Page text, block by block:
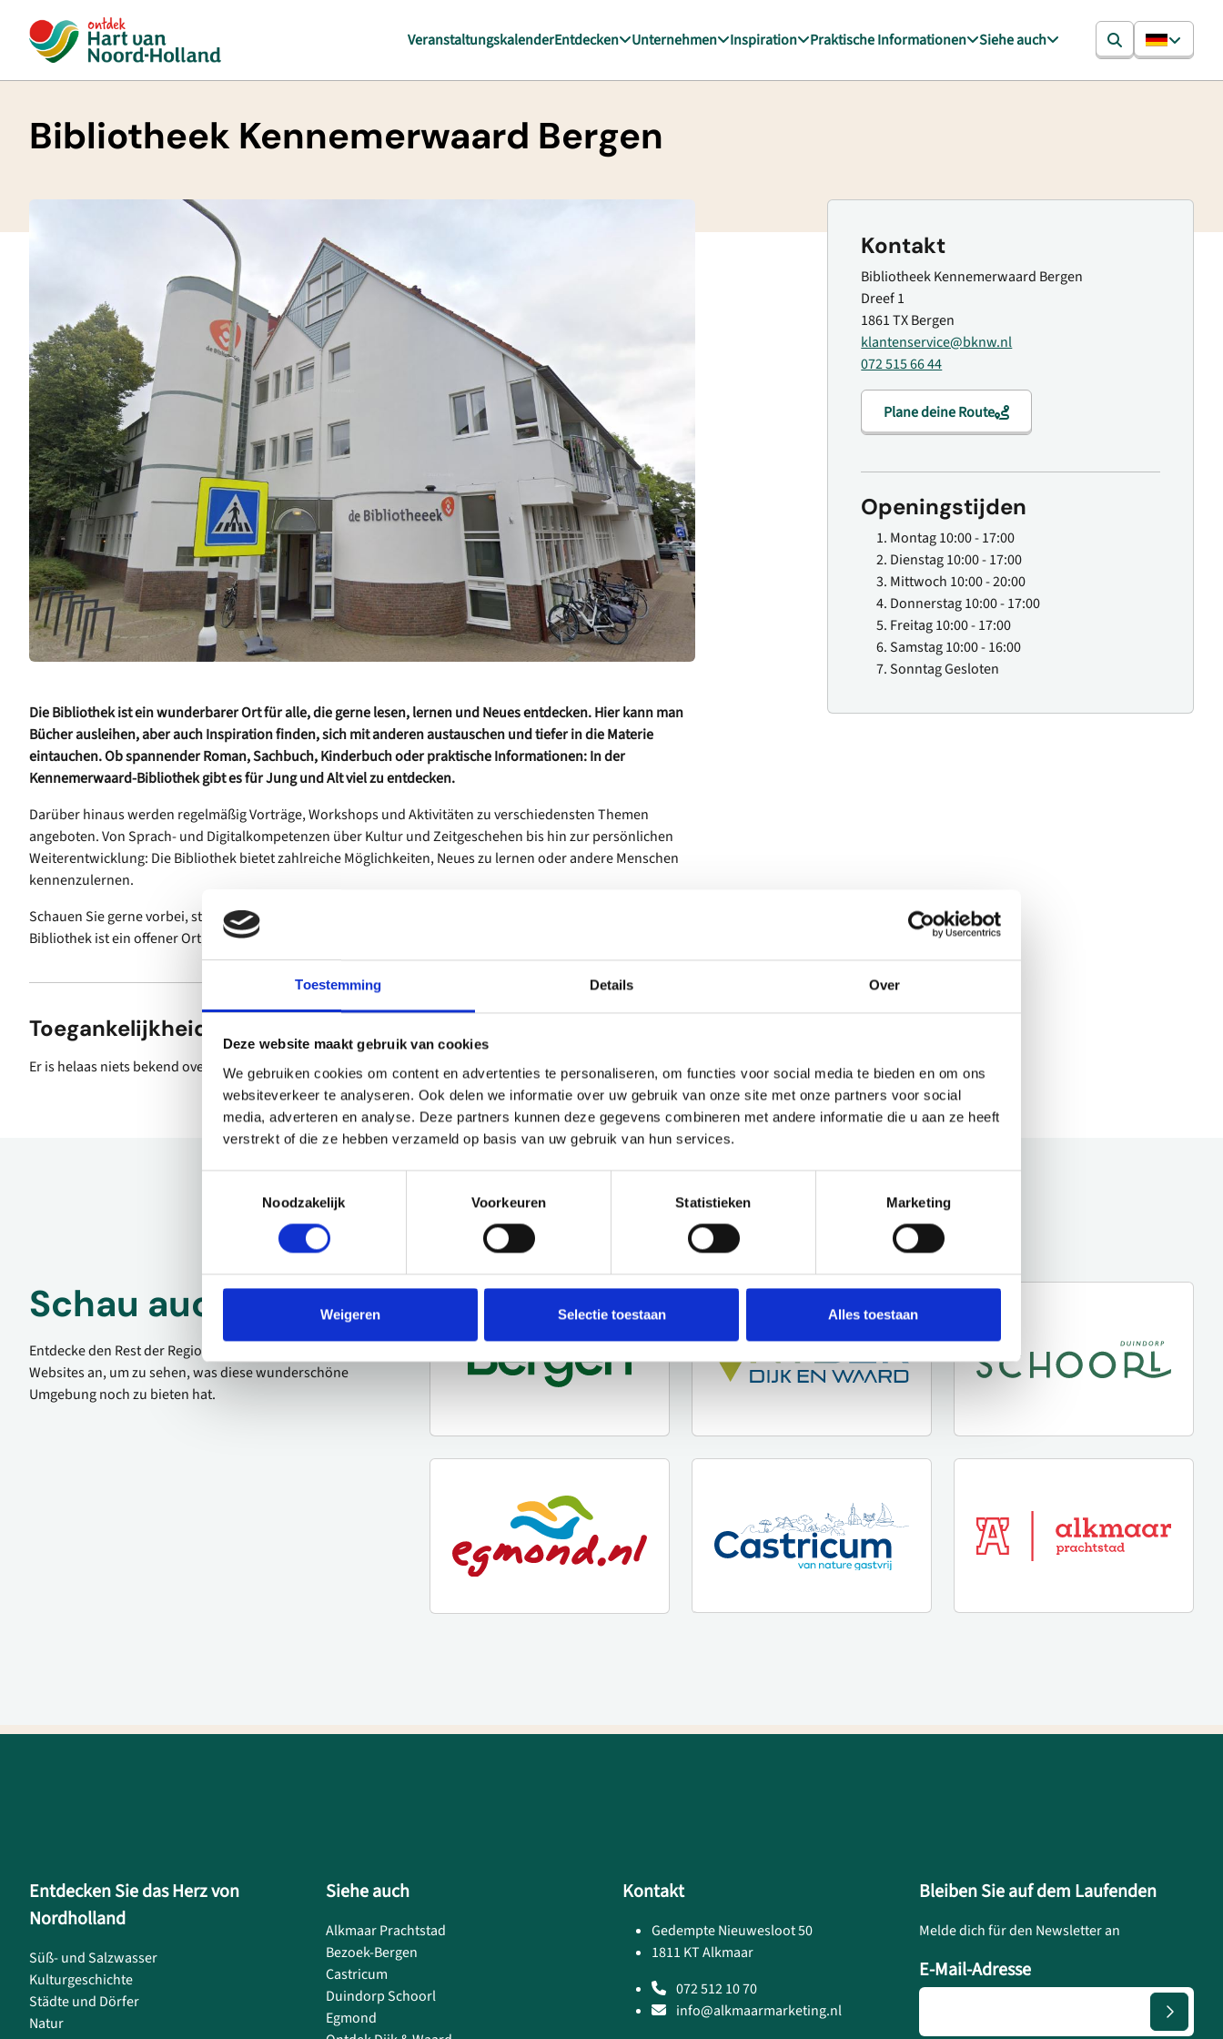
Toestemming Details Over
Deze website maakt gebruik van cookies
We gebruiken cookies om content en advertenties te personaliseren, om functies voor social media te bieden en om ons
websiteverkeer te analyseren. Ook delen we informatie over uw gebruik van onze site met onze partners voor social
media, adverteren en analyse. Deze partners kunnen deze gegevens combineren met andere informatie die u aan ze heeft
verstrekt of die ze hebben verzameld op basis van uw gebruik van hun services.
Noodzakelijk
Voorkeuren Statistieken Marketing
Weigeren Selectie toestaan Alles toestaan
VeranstaltungskalenderEntdecken Unternehmen Inspiration Praktische Informationen Siehe auch
Bibliotheek Kennemerwaard Bergen
Die Bibliothek ist ein wunderbarer Ort für alle, die gerne lesen, lernen und Neues entdecken. Hier kann man
Bücher ausleihen, aber auch Inspiration finden, sich mit anderen austauschen und tiefer in die Materie
eintauchen. Ob spannender Roman, Sachbuch, Kinderbuch oder praktische Informationen: In der
Kennemerwaard-Bibliothek gibt es für Jung und Alt viel zu entdecken.
Darüber hinaus werden regelmäßig Vorträge, Workshops und Aktivitäten zu verschiedensten Themen
angeboten. Von Sprach- und Digitalkompetenzen über Kultur und Zeitgeschehen bis hin zur persönlichen
Weiterentwicklung: Die Bibliothek bietet zahlreiche Möglichkeiten, Neues zu lernen oder andere Menschen
kennenzulernen.
Schauen Sie gerne vorbei, stöbern Sie in der Sammlung oder nehmen Sie an einer der Aktivitäten teil. Die
Bibliothek ist ein offener Ort, an dem Wissen, Geschichten und Menschen zusammenkommen.
Toegankelijkheid
Er is helaas niets bekend over de toegankelijkheid.
Kontakt
Bibliotheek Kennemerwaard Bergen
Dreef 1
1861 TX Bergen
klantenservice@bknw.nl
072 515 66 44
Plane deine Route
Openingstijden
Montag10:00 - 17:00
Dienstag10:00 - 17:00
Mittwoch 10:00 - 20:00
Donnerstag10:00 - 17:00
Freitag10:00 - 17:00
Samstag10:00 - 16:00
SonntagGesloten
Schau auch mal
Entdecke den Rest der Region! Schau dir die anderen
Websites an, um zu sehen, was diese wunderschöne
Umgebung noch zu bieten hat.
Entdecken Sie das Herz von
Nordholland
Süß- und Salzwasser
Kulturgeschichte
Städte und Dörfer
Natur
Siehe auch
Alkmaar Prachtstad
Bezoek-Bergen
Castricum
Duindorp Schoorl
Egmond
Kontakt
Gedempte Nieuwesloot 50
1811 KT Alkmaar
072 512 10 70
info@alkmaarmarketing.nl
Bleiben Sie auf dem Laufenden
Melde dich für den Newsletter an
E-Mail-Adresse